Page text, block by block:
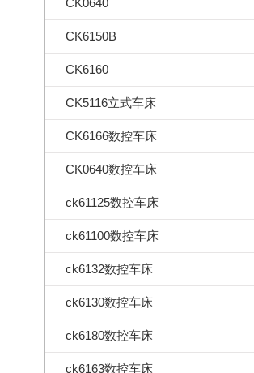
CK0640
CK6150B
CK6160
CK5116立式车床
CK6166数控车床
CK0640数控车床
ck61125数控车床
ck61100数控车床
ck6132数控车床
ck6130数控车床
ck6180数控车床
ck6163数控车床